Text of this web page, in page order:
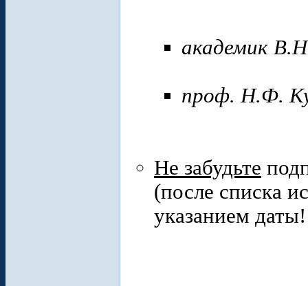
академик
проф. Н.Ф.
Не забудьте
(после списка
указанием даты!